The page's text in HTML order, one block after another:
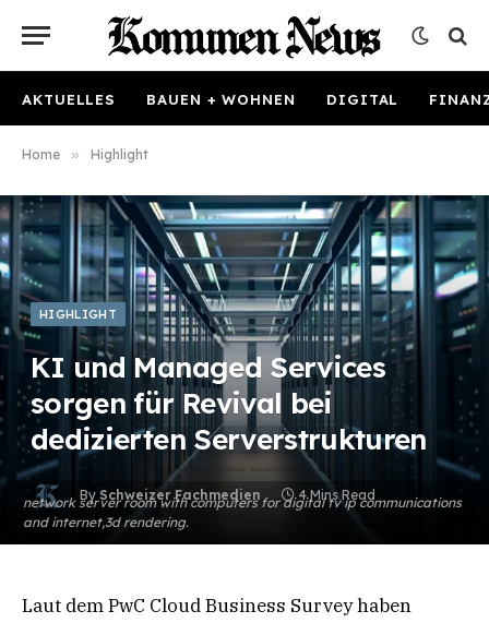
AKTUELLES BAUEN + WOHNEN DIGITAL
Home » Highlight
network server room with computers for digital tv ip communications
and internet,3d rendering.
HIGHLIGHT
KI und Managed Services
sorgen für Revival bei
dedizierten Serverstrukturen
By Schweizer Fachmedien 4 Mins Read
Laut dem PwC Cloud Business Survey haben